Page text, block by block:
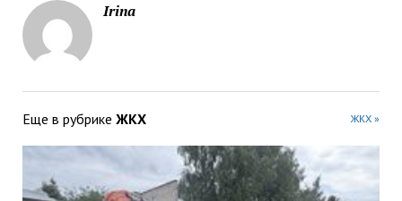
Irina
Еще в рубрике ЖКХ ЖКХ »